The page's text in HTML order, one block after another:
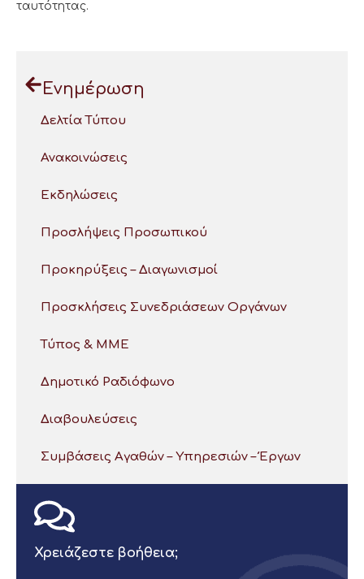
ταυτότητας.
Ενημέρωση
Δελτία Τύπου
Ανακοινώσεις
Εκδηλώσεις
Προσλήψεις Προσωπικού
Προκηρύξεις – Διαγωνισμοί
Προσκλήσεις Συνεδριάσεων Οργάνων
Τύπος & ΜΜΕ
Δημοτικό Ραδιόφωνο
Διαβουλεύσεις
Συμβάσεις Αγαθών – Υπηρεσιών – Έργων
Χρειάζεστε βοήθεια;